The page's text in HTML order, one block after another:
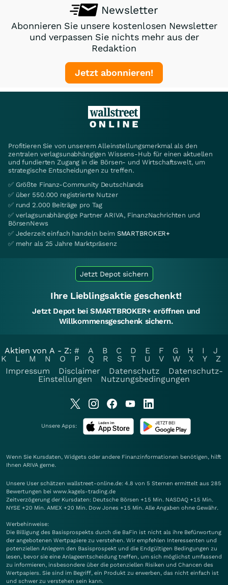
Newsletter
Abonnieren Sie unsere kostenlosen Newsletter
und verpassen Sie nichts mehr aus der
Redaktion
Jetzt abonnieren!
Profitieren Sie von unserem Alleinstellungsmerkmal als den
zentralen verlagsunabhängigen Wissens-Hub für einen aktuellen
und fundierten Zugang in die Börsen- und Wirtschaftswelt, um
strategische Entscheidungen zu treffen.
✅ Größte Finanz-Community Deutschlands
✅ über 550.000 registrierte Nutzer
✅ rund 2.000 Beiträge pro Tag
✅ verlagsunabhängige Partner ARIVA, FinanzNachrichten und
BörsenNews
✅ Jederzeit einfach handeln beim SMARTBROKER+
✅ mehr als 25 Jahre Marktpräsenz
Jetzt Depot sichern
Ihre Lieblingsaktie geschenkt!
Jetzt Depot bei SMARTBROKER+ eröffnen und
Willkommensgeschenk sichern.
Aktien von A - Z: # A B C D E F G H I
J
K
L M N O P Q R S T U V W X Y
Z
Impressum
Disclaimer Datenschutz
Datenschutz-
Einstellungen
Nutzungsbedingungen
Unsere Apps:
Wenn Sie Kursdaten, Widgets oder andere Finanzinformationen benötigen, hilft
Ihnen ARIVA gerne.
Unsere User schätzen wallstreet-online.de: 4.8 von 5 Sternen ermittelt aus 285
Bewertungen bei www.kagels-trading.de
Zeitverzögerung der Kursdaten: Deutsche Börsen +15 Min. NASDAQ +15 Min.
NYSE +20 Min. AMEX +20 Min. Dow Jones +15 Min. Alle Angaben ohne Gewähr.
Werbehinweise:
Die Billigung des Basisprospekts durch die BaFin ist nicht als ihre Befürwortung
der angebotenen Wertpapiere zu verstehen. Wir empfehlen Interessenten und
potenziellen Anlegern den Basisprospekt und die Endgültigen Bedingungen zu
lesen, bevor sie eine Anlageentscheidung treffen, um sich möglichst umfassend
zu informieren, insbesondere über die potenziellen Risiken und Chancen des
Wertpapiers. Sie sind im Begriff, ein Produkt zu erwerben, das nicht einfach ist
und schwer zu verstehen sein kann.